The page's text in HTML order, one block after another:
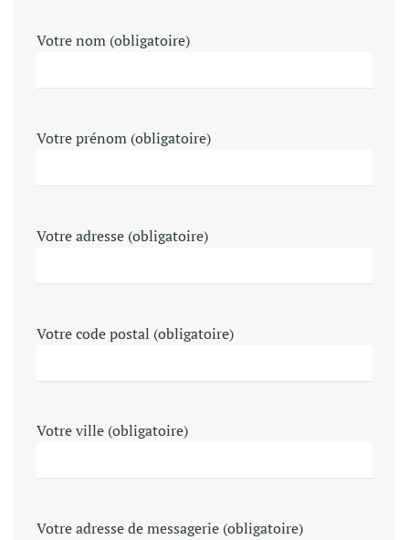
Votre nom (obligatoire)
Votre prénom (obligatoire)
Votre adresse (obligatoire)
Votre code postal (obligatoire)
Votre ville (obligatoire)
Votre adresse de messagerie (obligatoire)